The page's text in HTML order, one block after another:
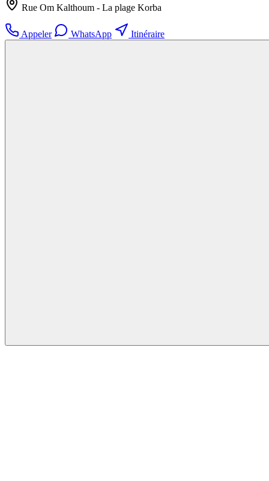
Rue Om Kalthoum - La plage Korba
Appeler WhatsApp Itinéraire